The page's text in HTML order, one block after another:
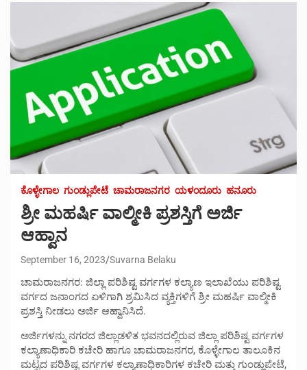
ಕೊಳ್ಳೇಗಾಲ ಗುಂಡ್ಲುಪೇಟೆ ಚಾಮರಾಜನಗರ ಯಳಂದೂರು ಹನೂರು
ಶ್ರೀ ಮಹರ್ಷಿ ವಾಲ್ಮೀಕಿ ಪ್ರಶಸ್ತಿಗೆ ಅರ್ಜಿ
ಆಹ್ವಾನ
September 16, 2023 Suvarna Belaku
ಚಾಮರಾಜನಗರ: ಜಿಲ್ಲಾ ಪರಿಶಿಷ್ಟ ವರ್ಗಗಳ ಕಲ್ಯಾಣ ಇಲಾಖೆಯು ಪರಿಶಿಷ್ಟ
ವರ್ಗದ ಜನಾಂಗದ ಏಳಿಗಾಗಿ ಶ್ರಮಿಸಿದ ವ್ಯಕ್ತಿಗಳಿಗೆ ಶ್ರೀ ಮಹರ್ಷಿ ವಾಲ್ಮೀಕಿ
ಪ್ರಶಸ್ತಿ ನೀಡಲು ಅರ್ಜಿ ಆಹ್ವಾನಿಸಿದೆ.
ಅರ್ಜಿಗಳನ್ನು ನಗರದ ಜಿಲ್ಲಾಡಳಿತ ಭವನದಲ್ಲಿರುವ ಜಿಲ್ಲಾ ಪರಿಶಿಷ್ಟ ವರ್ಗಗಳ
ಕಲ್ಯಾಣಾಧಿಕಾರಿ ಕಚೇರಿ ಹಾಗೂ ಚಾಮರಾಜನಗರ, ಕೊಳ್ಳೇಗಾಲ ತಾಲೂಕಿನ
ಮಟ್ಟದ ಪರಿಶಿಷ್ಟ ವರ್ಗಗಳ ಕಲ್ಯಾಣಾಧಿಕಾರಿಗಳ ಕಚೇರಿ ಮತ್ತು ಗುಂಡ್ಲುಪೇಟೆ,